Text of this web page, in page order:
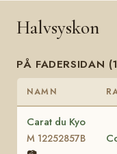
Halvsyskon
PÅ FADERSIDAN
NAMN
Carat du Kyo
M 12252857B